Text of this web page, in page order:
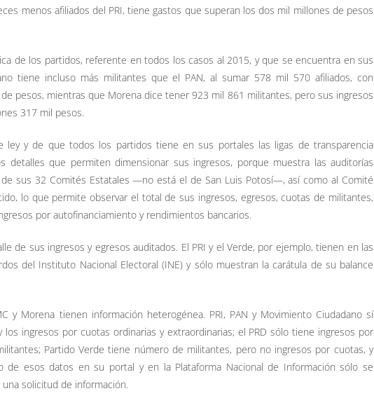
menos afiliados del PRI, tiene gastos que superan los dos mil millones de pesos
de los partidos, referente en todos los casos al 2015, y que se encuentra en sus
tiene incluso más militantes que el PAN, al sumar 578 mil 570 afiliados, con
pesos, mientras que Morena dice tener 923 mil 861 militantes, pero sus ingresos
317 mil pesos.
ley y de que todos los partidos tiene en sus portales las ligas de transparencia
detalles que permiten dimensionar sus ingresos, porque muestra las auditorías
de sus 32 Comités Estatales —no está el de San Luis Potosí—, así como al Comité
lo que permite observar el total de sus ingresos, egresos, cuotas de militantes,
por autofinanciamiento y rendimientos bancarios.
de sus ingresos y egresos auditados. El PRI y el Verde, por ejemplo, tienen en las
del Instituto Nacional Electoral (INE) y sólo muestran la carátula de su balance
y Morena tienen información heterogénea. PRI, PAN y Movimiento Ciudadano sí
ingresos por cuotas ordinarias y extraordinarias; el PRD sólo tiene ingresos por
Partido Verde tiene número de militantes, pero no ingresos por cuotas, y
de esos datos en su portal y en la Plataforma Nacional de Información sólo se
solicitud de información.